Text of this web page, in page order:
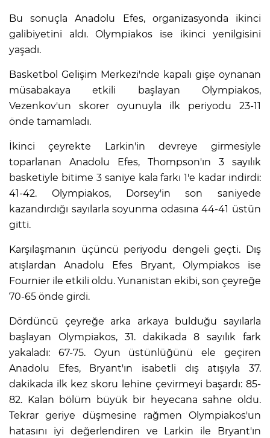
Bu sonuçla Anadolu Efes, organizasyonda ikinci
galibiyetini aldı. Olympiakos ise ikinci yenilgisini
yaşadı.
Basketbol Gelişim Merkezi'nde kapalı gişe oynanan
müsabakaya etkili başlayan Olympiakos,
Vezenkov'un skorer oyunuyla ilk periyodu 23-11
önde tamamladı.
İkinci çeyrekte Larkin'in devreye girmesiyle
toparlanan Anadolu Efes, Thompson'ın 3 sayılık
basketiyle bitime 3 saniye kala farkı 1'e kadar indirdi:
41-42. Olympiakos, Dorsey'in son saniyede
kazandırdığı sayılarla soyunma odasına 44-41 üstün
gitti.
Karşılaşmanın üçüncü periyodu dengeli geçti. Dış
atışlardan Anadolu Efes Bryant, Olympiakos ise
Fournier ile etkili oldu. Yunanistan ekibi, son çeyreğe
70-65 önde girdi.
Dördüncü çeyreğe arka arkaya bulduğu sayılarla
başlayan Olympiakos, 31. dakikada 8 sayılık fark
yakaladı: 67-75. Oyun üstünlüğünü ele geçiren
Anadolu Efes, Bryant'ın isabetli dış atışıyla 37.
dakikada ilk kez skoru lehine çevirmeyi başardı: 85-
82. Kalan bölüm büyük bir heyecana sahne oldu.
Tekrar geriye düşmesine rağmen Olympiakos'un
hatasını iyi değerlendiren ve Larkin ile Bryant'ın